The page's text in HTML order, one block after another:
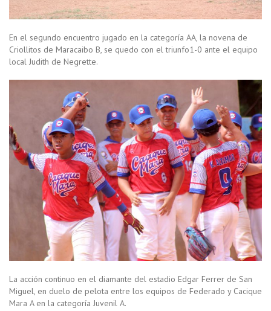
En el segundo encuentro jugado en la categoría AA, la novena de
Criollitos de Maracaibo B, se quedo con el triunfo1-0 ante el equipo
local Judith de Negrette.
La acción continuo en el diamante del estadio Edgar Ferrer de San
Miguel, en duelo de pelota entre los equipos de Federado y Cacique
Mara A en la categoría Juvenil A.